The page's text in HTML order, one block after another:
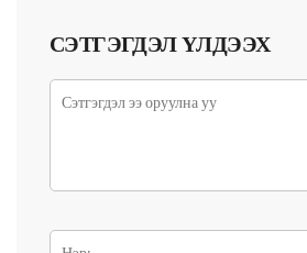
СЭТГЭГДЭЛ ҮЛДЭЭХ